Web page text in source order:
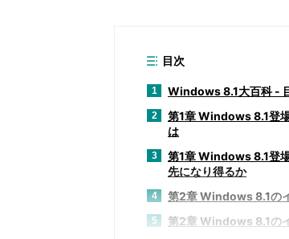
目次
1 Windows 8.1大百科 -
2
第1章 Windows 8.1登
は
3
第1章 Windows 8.1登
先になり得るか
4 第2章 Windows 8.1の
5 第2章 Windows 8.1の